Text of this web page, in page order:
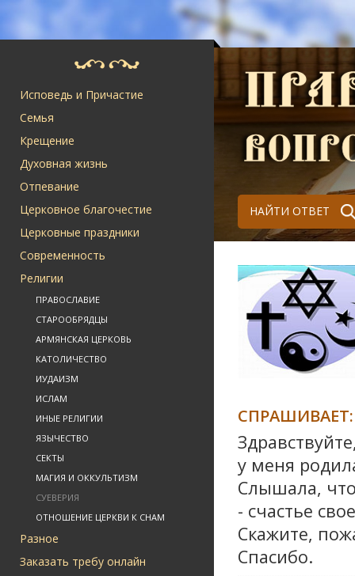
Исповедь и Причастие
Семья
Крещение
Духовная жизнь
Отпевание
Церковное благочестие
Церковные праздники
Современность
Религии
ПРАВОСЛАВИЕ
СТАРООБРЯДЦЫ
АРМЯНСКАЯ ЦЕРКОВЬ
КАТОЛИЧЕСТВО
ИУДАИЗМ
ИСЛАМ
ИНЫЕ РЕЛИГИИ
ЯЗЫЧЕСТВО
СЕКТЫ
МАГИЯ И ОККУЛЬТИЗМ
СУЕВЕРИЯ
ОТНОШЕНИЕ ЦЕРКВИ К СНАМ
Разное
Заказать требу онлайн
НАЙТИ ОТВЕТ
СПРАШИВАЕТ:
у меня
Слышала,
- счастье
Скажите,
Спасибо.